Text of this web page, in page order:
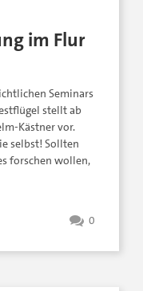
im Flur
Seminars
stellt ab
Kästner vor.
selbst! Sollten
forschen wollen,
0